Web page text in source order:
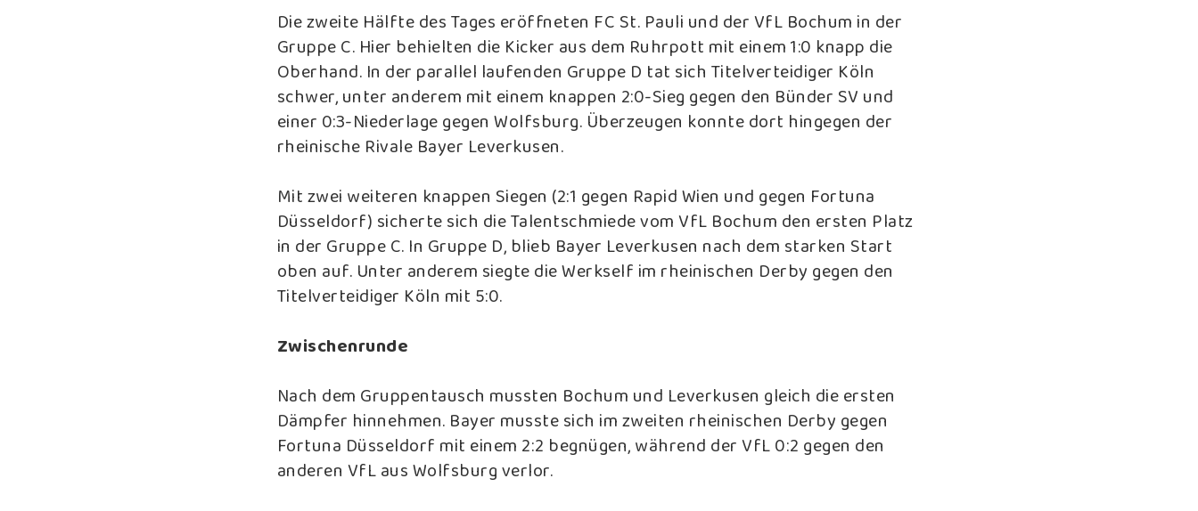
Die zweite Hälfte des Tages eröffneten FC St. Pauli und der VfL Bochum in der
Gruppe C. Hier behielten die Kicker aus dem Ruhrpott mit einem 1:0 knapp die
Oberhand. In der parallel laufenden Gruppe D tat sich Titelverteidiger Köln
schwer, unter anderem mit einem knappen 2:0-Sieg gegen den Bünder SV und
einer 0:3-Niederlage gegen Wolfsburg. Überzeugen konnte dort hingegen der
rheinische Rivale Bayer Leverkusen.
Mit zwei weiteren knappen Siegen (2:1 gegen Rapid Wien und gegen Fortuna
Düsseldorf) sicherte sich die Talentschmiede vom VfL Bochum den ersten Platz
in der Gruppe C. In Gruppe D, blieb Bayer Leverkusen nach dem starken Start
oben auf. Unter anderem siegte die Werkself im rheinischen Derby gegen den
Titelverteidiger Köln mit 5:0.
Zwischenrunde
Nach dem Gruppentausch mussten Bochum und Leverkusen gleich die ersten
Dämpfer hinnehmen. Bayer musste sich im zweiten rheinischen Derby gegen
Fortuna Düsseldorf mit einem 2:2 begnügen, während der VfL 0:2 gegen den
anderen VfL aus Wolfsburg verlor.